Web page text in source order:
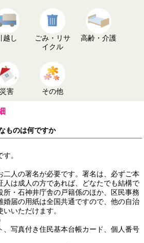
越し
ごみ・リサ
イクル
高齢・介護
災害 その他
ものは何ですか
。
人の署名が必要です。署名は、必ずご本
人は成人の方であれば、どなたでも結構で
所・石神井庁舎の戸籍係のほか、区民事務
婚届の用紙は全国共通ですので、他の自治
いただけます。
写真付き住民基本台帳カード、個人番号